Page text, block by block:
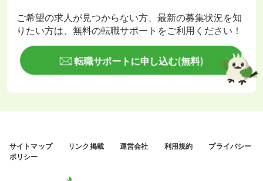
ご希望の求人が見つからない方、最新の募集状況を知
りたい方は、無料の転職サポートをご利用ください！
転職サポートに申し込む(無料)
サイトマップ リンク掲載 運営会社 利用規約
プライバシー
ポリシー